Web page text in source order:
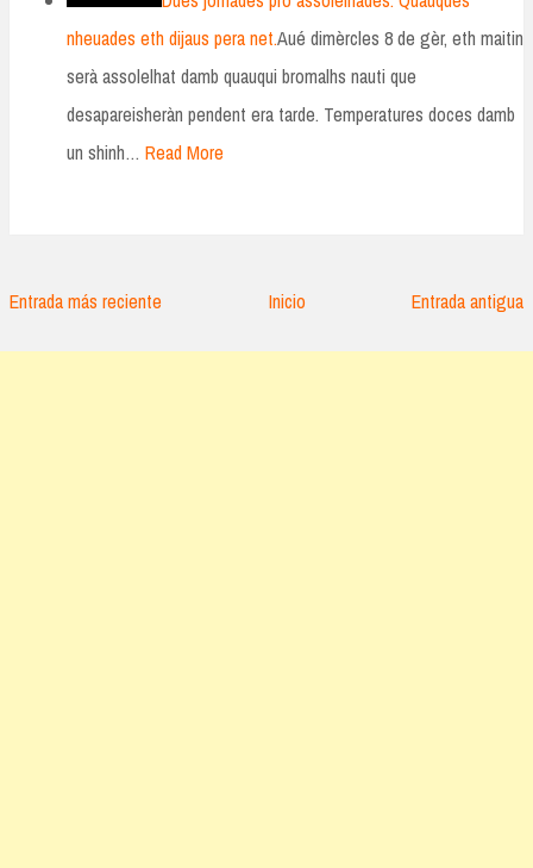
nheuades eth dijaus pera net.Aué dimèrcles 8 de gèr, eth maitin
serà assolelhat damb quauqui bromalhs nauti que
desapareisheràn pendent era tarde. Temperatures doces damb
un shinh… Read More
Entrada más reciente Entrada antigua
Inicio